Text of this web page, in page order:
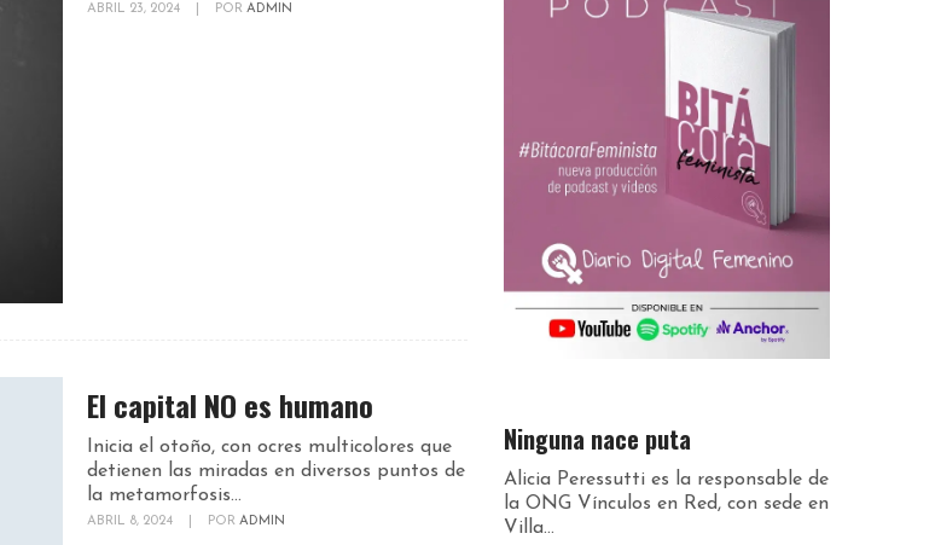
ABRIL 23, 2024 POR ADMIN
El capital NO es humano
Inicia el otoño, con ocres multicolores que
detienen las miradas en diversos puntos de
la metamorfosis...
ABRIL 8, 2024 POR ADMIN
Ninguna nace puta
Alicia Peressutti es la responsable de
la ONG Vínculos en Red, con sede en
Villa...